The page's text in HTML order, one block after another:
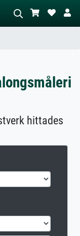
– t.ex. grön äng,
med mycket rött, mörk
stående naken bredvid ett
hittades